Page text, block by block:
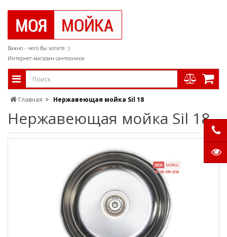
Важно - чего Вы хотите :)
Интернет-магазин сантехники
Главная Нержавеющая мойка Sil 18
Нержавеющая мойка Sil 18